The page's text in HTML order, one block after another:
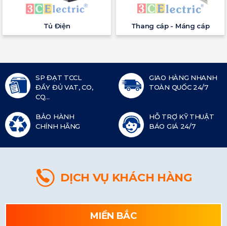
Tủ Điện Thang cáp - Máng cáp
SP ĐẠT TCCL
ĐẦY ĐỦ VAT, CO,
CQ...
GIAO HÀNG NHANH
TOÀN QUỐC 24/7
BẢO HÀNH
CHÍNH HÃNG
HỖ TRỢ KỸ THUẬT
BÁO GIÁ 24/7
DỊCH VỤ KHÁCH HÀNG
MIỀN BẮC